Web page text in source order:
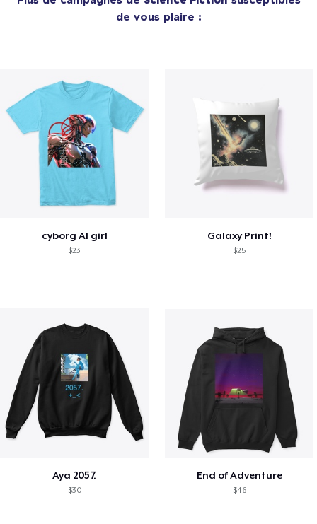
de vous plaire :
cyborg AI girl
$23
Galaxy Print!
$25
Aya 2057.
$30
End of Adventure
$46